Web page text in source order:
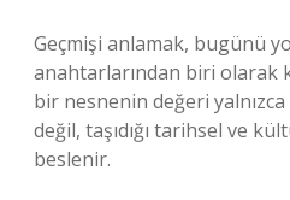
Geçmişi anlamak, bugünü
anahtarlarından biri olarak
bir nesnenin değeri
değil, taşıdığı tarihsel ve
beslenir.